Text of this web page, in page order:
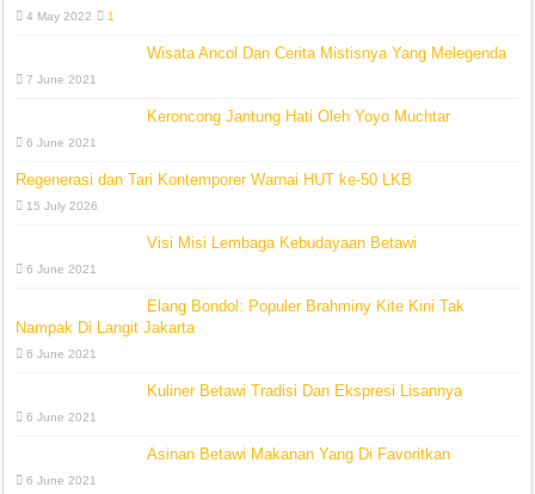
4 May 2022 1
Wisata Ancol Dan Cerita Mistisnya Yang Melegenda
7 June 2021
Keroncong Jantung Hati Oleh Yoyo Muchtar
6 June 2021
Regenerasi dan Tari Kontemporer Warnai HUT ke-50 LKB
15 July 2026
Visi Misi Lembaga Kebudayaan Betawi
6 June 2021
Elang Bondol: Populer Brahminy Kite Kini Tak
Nampak Di Langit Jakarta
6 June 2021
Kuliner Betawi Tradisi Dan Ekspresi Lisannya
6 June 2021
Asinan Betawi Makanan Yang Di Favoritkan
6 June 2021